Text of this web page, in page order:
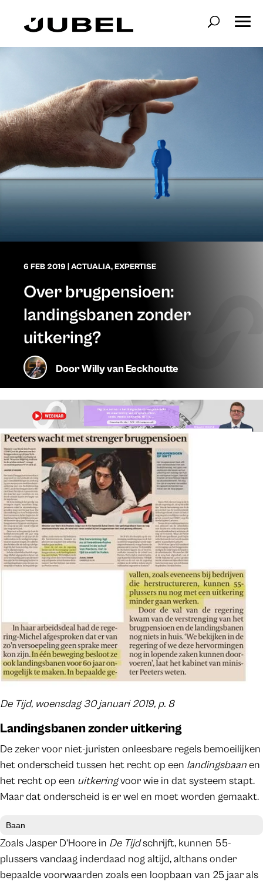
6 FEB 2019 ACTUALIA,EXPERTISE
Over brugpensioen:
landingsbanen zonder
uitkering?
DoorWilly van Eeckhoutte
De Tijd, woensdag 30 januari 2019, p. 8
Landingsbanen zonder uitkering
De zeker voor niet-juristen onleesbare regels bemoeilijken
het onderscheid tussen het recht op een landingsbaanen
het recht op een uitkeringvoor wie in dat systeem stapt.
Maar dat onderscheid is er wel en moet worden gemaakt.
Baan
Zoals Jasper D’Hoore in De Tijdschrijft, kunnen 55-
plussers vandaag inderdaad nog altijd, althans onder
bepaalde voorwaarden zoals een loopbaan van 25 jaar als